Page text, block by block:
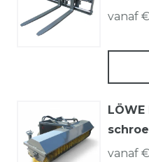
vanaf
LÖWE
vanaf